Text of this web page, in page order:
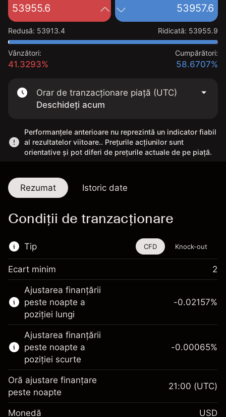
53955.6 53957.6
Redusă: 53913.4 Ridicată: 53955.9
Vânzători:
41.3293%
Cumpărători:
58.6707%
Orar de tranzacționare piață (UTC)
Deschideți acum
Performanțele anterioare nu reprezintă un indicator fiabil
al rezultatelor viitoare.. Prețurile acțiunilor sunt
orientative și pot diferi de prețurile actuale de pe piață.
Rezumat Istoric date
Condiții de tranzacționare
Tip
Acest instrument financiar este disponibil
pentru tranzacționare prin CFD-uri și Knock-
out-uri.
Aflați mai multe despre:
CFD-uri
Knock-out-uri
CFD Knock-out
Ecart minim 2
Ajustarea finanțării
peste noapte a
poziției lungi
Marja. Investiția Dvs.
$1,000.00
-0.02157%
Ajustarea finanțării
peste noapte a
poziției scurte
-0.00065%
Oră ajustare finanțare
peste noapte
21:00 (UTC)
Monedă USD